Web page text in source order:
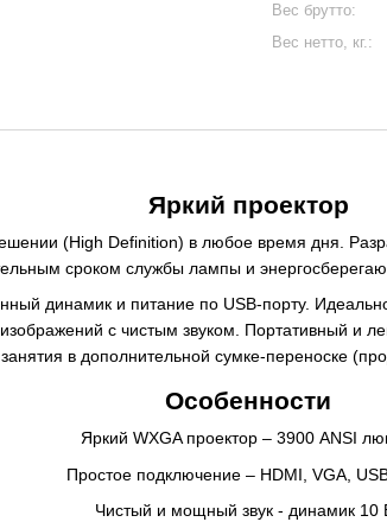
Вес брутто:
Вес нетто, кг.:
Яркий проектор
(High Definition) в любое время дня.
сроком службы лампы и
динамик и питание по USB-порту.
с чистым звуком. Портативный и
в дополнительной сумке-переноске
Особенности
Яркий WXGA проектор – 3900 ANSI
Простое подключение – HDMI, VGA,
Чистый и мощный звук - динамик 10